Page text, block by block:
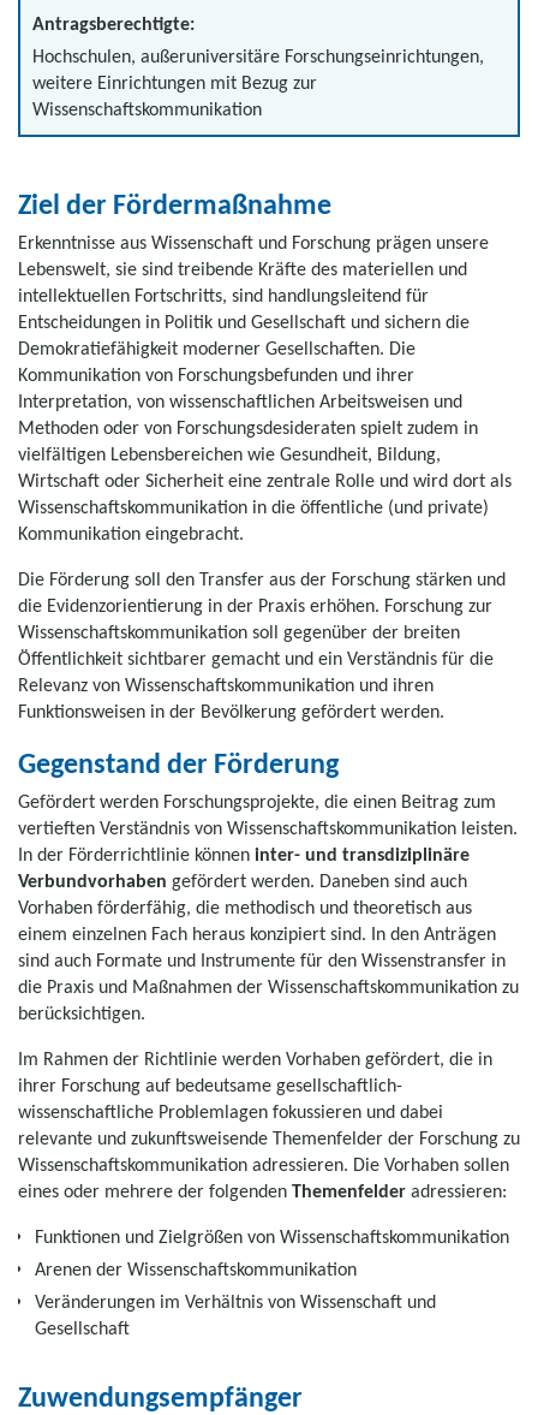
Antragsberechtigte:
Hochschulen, außeruniversitäre Forschungseinrichtungen,
weitere Einrichtungen mit Bezug zur
Wissenschaftskommunikation
Ziel der Fördermaßnahme
Erkenntnisse aus Wissenschaft und Forschung prägen unsere
Lebenswelt, sie sind treibende Kräfte des materiellen und
intellektuellen Fortschritts, sind handlungsleitend für
Entscheidungen in Politik und Gesellschaft und sichern die
Demokratiefähigkeit moderner Gesellschaften. Die
Kommunikation von Forschungsbefunden und ihrer
Interpretation, von wissenschaftlichen Arbeitsweisen und
Methoden oder von Forschungsdesideraten spielt zudem in
vielfältigen Lebensbereichen wie Gesundheit, Bildung,
Wirtschaft oder Sicherheit eine zentrale Rolle und wird dort als
Wissenschaftskommunikation in die öffentliche (und private)
Kommunikation eingebracht.
Die Förderung soll den Transfer aus der Forschung stärken und
die Evidenzorientierung in der Praxis erhöhen. Forschung zur
Wissenschaftskommunikation soll gegenüber der breiten
Öffentlichkeit sichtbarer gemacht und ein Verständnis für die
Relevanz von Wissenschaftskommunikation und ihren
Funktionsweisen in der Bevölkerung gefördert werden.
Gegenstand der Förderung
Gefördert werden Forschungsprojekte, die einen Beitrag zum
vertieften Verständnis von Wissenschaftskommuni­kation leisten.
In der Förderrichtlinie können inter- und transdiziplinäre
Verbundvorhaben gefördert werden. Daneben sind auch
Vorhaben förderfähig, die methodisch und theoretisch aus
einem einzelnen Fach heraus konzipiert sind. In den Anträgen
sind auch Formate und Instrumente für den Wissenstransfer in
die Praxis und Maßnahmen der Wissenschaftskommunikation zu
berücksichtigen.
Im Rahmen der Richtlinie werden Vorhaben gefördert, die in
ihrer Forschung auf bedeutsame gesellschaftlich-
wissenschaftliche Problemlagen fokussieren und dabei
relevante und zukunftsweisende Themenfelder der Forschung zu
Wissenschaftskommunikation adressieren. Die Vorhaben sollen
eines oder mehrere der folgenden Themenfelder adressieren:
Funktionen und Zielgrößen von Wissenschaftskommunikation
Arenen der Wissenschaftskommunikation
Veränderungen im Verhältnis von Wissenschaft und
Gesellschaft
Zuwendungsempfänger